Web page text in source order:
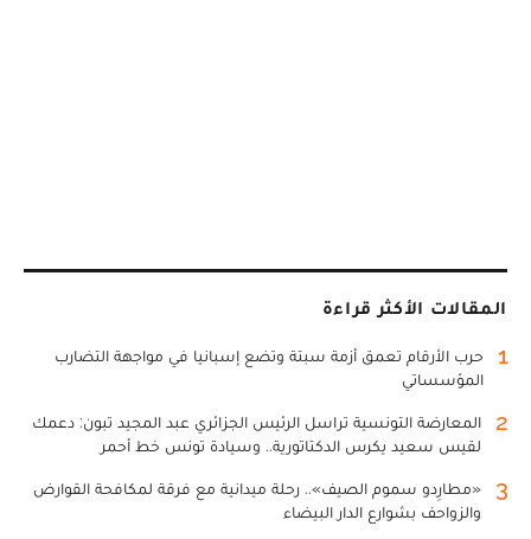
المقالات الأكثر قراءة
1
حرب الأرقام تعمق أزمة سبتة وتضع إسبانيا في مواجهة التضارب
المؤسساتي
2
المعارضة التونسية تراسل الرئيس الجزائري عبد المجيد تبون: دعمك
لقيس سعيد يكرس الدكتاتورية.. وسيادة تونس خط أحمر
3
«مطارِدو سموم الصيف».. رحلة ميدانية مع فرقة لمكافحة القوارض
والزواحف بشوارع الدار البيضاء